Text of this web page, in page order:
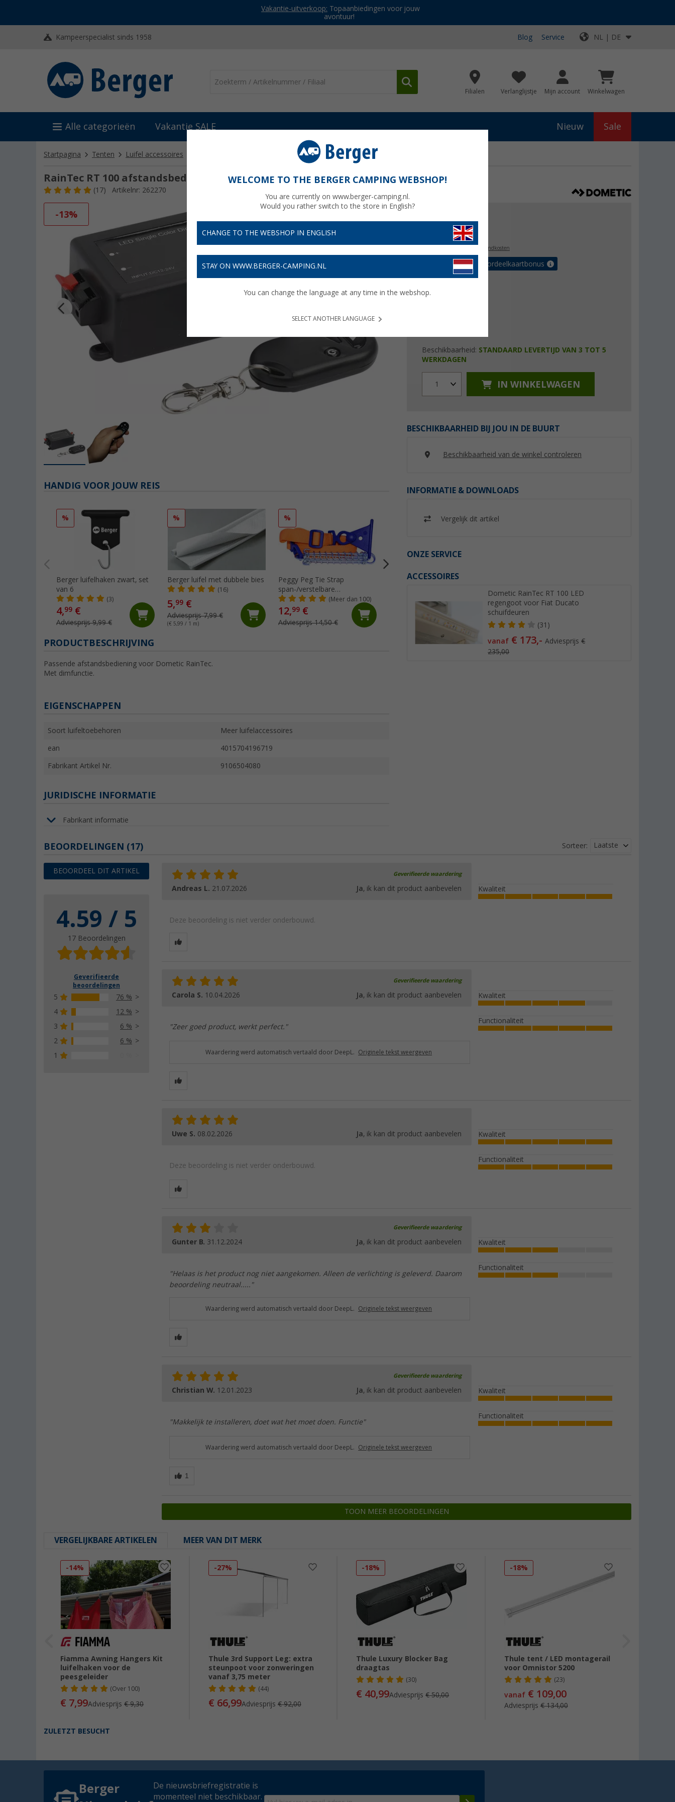
Vakantie-uitverkoop: Topaanbiedingen voor jouw
avontuur!
Kampeerspecialist sinds 1958 Blog Service NL | DE
Filialen Verlanglijstje Mijn account Winkelwagen
Alle categorieën Vakantie SALE Nieuw Sale
Startpagina Tenten Luifel accessoires RainTec RT 100 afstandsbediening
RainTec RT 100 afstandsbediening
(17) Artikelnr: 262270
-13%
€ 38,99
plus verzendkosten
Verzeker tot 5% voordeelkaartbonus
Beschikbaarheid: STANDAARD LEVERTIJD VAN 3 TOT 5
WERKDAGEN
1 IN WINKELWAGEN
BESCHIKBAARHEID BIJ JOU IN DE BUURT
Beschikbaarheid van de winkel controleren
INFORMATIE & DOWNLOADS
Vergelijk dit artikel
ONZE SERVICE
ACCESSOIRES
Dometic RainTec RT 100 LED
regengoot voor Fiat Ducato
schuifdeuren
(31)
vanaf € 173,-Adviesprijs€
235,00
HANDIG VOOR JOUW REIS
%
Berger luifelhaken zwart, set
van 6
(3)
4,99 €
Adviesprijs 9,99 €
%
Berger luifel met dubbele bies
(16)
5,99 €
Adviesprijs 7,99 €
(€ 5,99 / 1 m)
%
Peggy Peg Tie Strap
span-/verstelbare
markeerriem
(Meer dan 100)
12,99 €
Adviesprijs 14,50 €
Thule Fabric Clamps
Adviesprijs 42,- €
spantang universeel G2 voor
Omnistor
4900/5002/5003/5002 250 cm
(98)
46,99€
Adviesprijs 65,- €
PRODUCTBESCHRIJVING
Passende afstandsbediening voor Dometic RainTec.
Met dimfunctie.
EIGENSCHAPPEN
Soort luifeltoebehoren Meer luifelaccessoires
ean 4015704196719
Fabrikant Artikel Nr. 9106504080
JURIDISCHE INFORMATIE
Fabrikant informatie
BEOORDELINGEN (17)
BEOORDEEL DIT ARTIKEL
4.59 / 5
17 Beoordelingen
Geverifieerde
beoordelingen
5
76 %
4
12 %
3
6 %
2
6 %
1
Sorteer: Laatste
Geverifieerde waardering
Andreas L. 21.07.2026 Ja, ik kan dit product aanbevelen
Deze beoordeling is niet verder onderbouwd.
Kwaliteit
Geverifieerde waardering
Carola S. 10.04.2026 Ja, ik kan dit product aanbevelen
"Zeer goed product, werkt perfect."
Kwaliteit
Functionaliteit
Waardering werd automatisch vertaald door DeepL. Originele tekst weergeven
Uwe S. 08.02.2026 Ja, ik kan dit product aanbevelen
Deze beoordeling is niet verder onderbouwd.
Kwaliteit
Functionaliteit
Geverifieerde waardering
Gunter B. 31.12.2024 Ja, ik kan dit product aanbevelen
"Helaas is het product nog niet aangekomen. Alleen de verlichting is geleverd. Daarom
beoordeling neutraal....."
Kwaliteit
Functionaliteit
Waardering werd automatisch vertaald door DeepL. Originele tekst weergeven
Geverifieerde waardering
Christian W. 12.01.2023 Ja, ik kan dit product aanbevelen
"Makkelijk te installeren, doet wat het moet doen. Functie"
Kwaliteit
Functionaliteit
Waardering werd automatisch vertaald door DeepL. Originele tekst weergeven
TOON MEER BEOORDELINGEN
VERGELIJKBARE ARTIKELEN MEER VAN DIT MERK
-14%
Fiamma Awning Hangers Kit
luifelhaken voor de
peesgeleider
(Over 100)
€ 7,99Adviesprijs€ 9,30
-27%
Thule 3rd Support Leg: extra
steunpoot voor zonweringen
vanaf 3,75 meter
(44)
€ 66,99Adviesprijs € 92,00
-18%
Thule Luxury Blocker Bag
draagtas
(30)
€ 40,99Adviesprijs€ 50,00
-18%
Thule tent / LED montagerail
voor Omnistor 5200
(23)
vanaf€ 109,00
Adviesprijs € 134,00
ZULETZT BESUCHT
Berger
De nieuwsbriefregistratie is
momenteel niet beschikbaar.
WELCOME TO THE BERGER CAMPING WEBSHOP!
You are currently on www.berger-camping.nl.
Would you rather switch to the store in English?
CHANGE TO THE WEBSHOP IN ENGLISH
STAY ON WWW.BERGER-CAMPING.NL
You can change the language at any time in the webshop.
SELECT ANOTHER LANGUAGE